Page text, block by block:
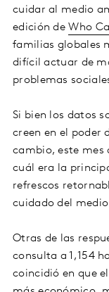
cuidar al medio
edición deWho
familias globales
difícil actuar de
problemas
Si bien los datos
creen en el poder
cambio, este mes
cuál era la
refrescos
cuidado del
Otras de las
consulta a 1,154
coincidió en que